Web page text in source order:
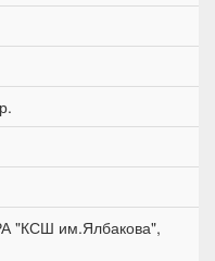
"КСШ им.Ялбакова",